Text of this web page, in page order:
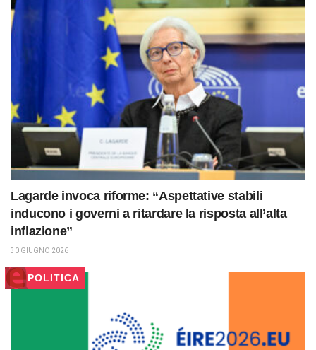
Lagarde invoca riforme: “Aspettative stabili
inducono i governi a ritardare la risposta all’alta
inflazione”
30 GIUGNO 2026
POLITICA